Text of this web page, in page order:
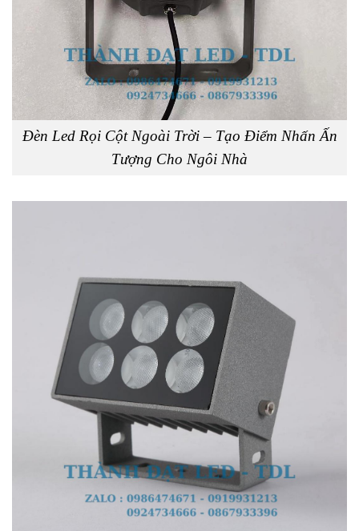
Đèn Led Rọi Cột Ngoài Trời – Tạo Điểm Nhấn Ấn
Tượng Cho Ngôi Nhà